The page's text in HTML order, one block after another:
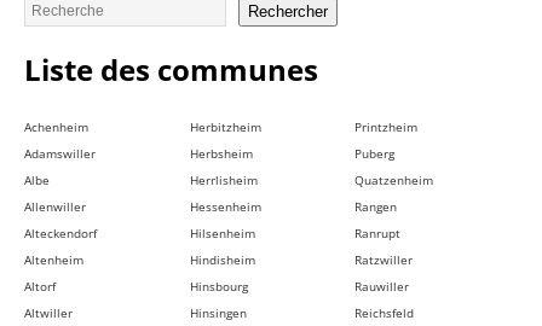
Rechercher
Liste des communes
Achenheim
Adamswiller
Albe
Allenwiller
Alteckendorf
Altenheim
Altorf
Altwiller
Herbitzheim
Herbsheim
Herrlisheim
Hessenheim
Hilsenheim
Hindisheim
Hinsbourg
Hinsingen
Printzheim
Puberg
Quatzenheim
Rangen
Ranrupt
Ratzwiller
Rauwiller
Reichsfeld